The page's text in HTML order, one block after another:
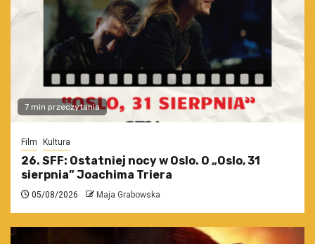
7 min przeczytania
Film Kultura
26. SFF: Ostatniej nocy w Oslo. O „Oslo, 31
sierpnia” Joachima Triera
05/08/2026 Maja Grabowska